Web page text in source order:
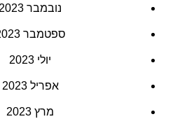
נובמבר 2023
ספטמבר 2023
יולי 2023
אפריל 2023
מרץ 2023